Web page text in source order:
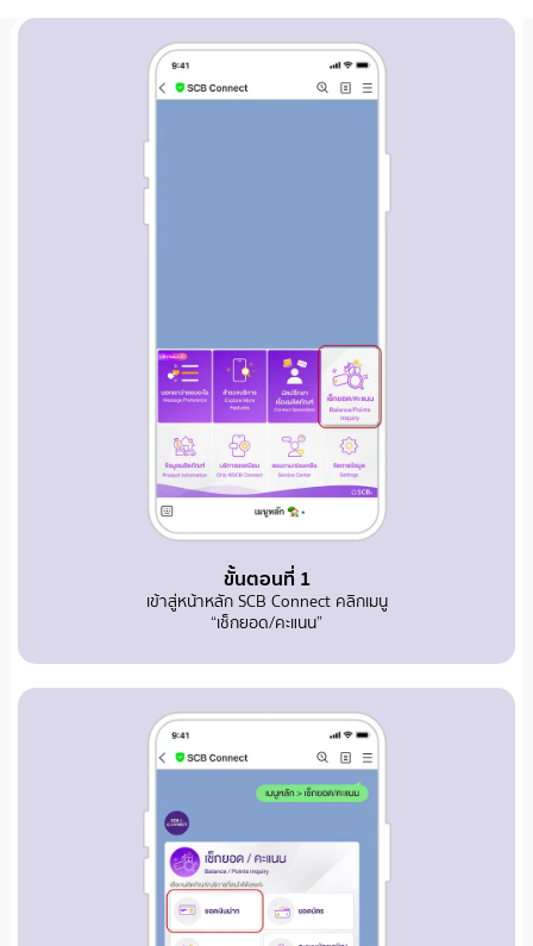
ขั้นตอนที่ 1
เข้าสู่หน้าหลัก SCB Connect คลิกเมนู
“เช็กยอด/คะแนน”